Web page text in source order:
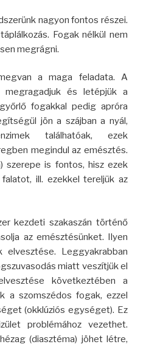
nagyon fontos részei.
Fogak nélkül nem
megrágni.
a maga feladata. A
és letépjük a
fogakkal pedig apróra
jön a szájban a nyál,
találhatóak, ezek
megindul az emésztés.
szerepe is fontos, hisz ezek
ill. ezekkel tereljük az
kezdeti szakaszán történő
az emésztésünket. Ilyen
Leggyakrabban
miatt veszítjük el
következtében a
a szomszédos fogak, ezzel
(okklúziós egységet). Ez
problémához vezethet.
(diasztéma) jöhet létre,